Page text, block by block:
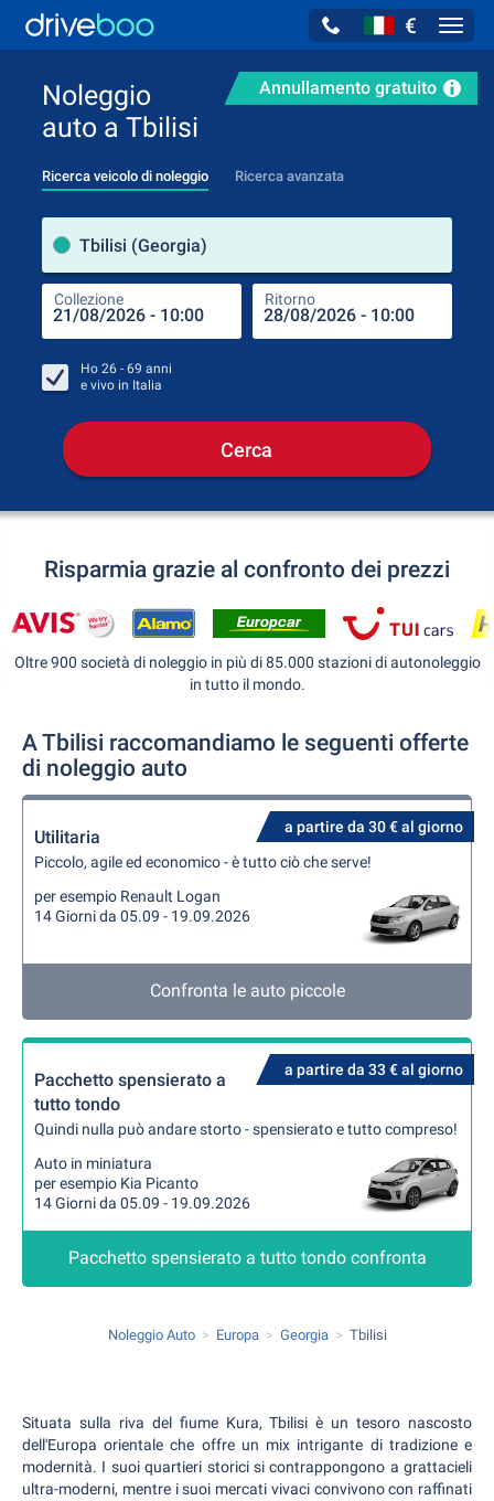
€
Annullamento gratuito
Noleggio
auto a Tbilisi
Ricerca veicolo di noleggio Ricerca avanzata
Tbilisi (Georgia)
Collezione Ritorno
Ho 26 - 69 anni
e vivo in Italia
Cerca
Risparmia grazie al confronto dei prezzi
Oltre 900 società di noleggio in più di 85.000 stazioni di autonoleggio
in tutto il mondo.
A Tbilisi raccomandiamo le seguenti offerte
di noleggio auto
a partire da 30 € al giorno
Utilitaria
Piccolo, agile ed economico - è tutto ciò che serve!
per esempio Renault Logan
14 Giorni da 05.09 - 19.09.2026
Confronta le auto piccole
a partire da 33 € al giorno
Pacchetto spensierato a
tutto tondo
Quindi nulla può andare storto - spensierato e tutto compreso!
Auto in miniatura
per esempio Kia Picanto
14 Giorni da 05.09 - 19.09.2026
Pacchetto spensierato a tutto tondo confronta
Noleggio Auto Europa Georgia Tbilisi
Situata sulla riva del fiume Kura, Tbilisi è un tesoro nascosto
dell'Europa orientale che offre un mix intrigante di tradizione e
modernità. I suoi quartieri storici si contrappongono a grattacieli
ultra-moderni, mentre i suoi mercati vivaci convivono con raffinati